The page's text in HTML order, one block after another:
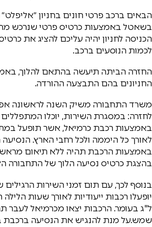
הבאים ברכב פרטי חונים בחניון
בשאטל באמצעות כרטיס פרטי שנרכש
הכניסה לחניון יהיה עליכם להציג את
לכמות הנוסעים ברכב.
החזרה הביתה תיעשה בהתאם להלוך,
החניונים בהם התבצעה ההורדה.
משרד התחבורה משיק השנה לראשונה
לחזרה: במסגרת השירות, יוכלו המתפללים
באמצעות רכבת כרמיאל, אשר תופעל
לאורך כל היממה ולכל רחבי הארץ. הנסיעה
באמצעות הרכבת תהיה ללא תיאום
בהצגת כרטיס נסיעה הלוך של התחבורה
בנוסף לכך, עם תום זמני השירות
יופעלו רכבות ייעודיות לאורך שעות
ל"ג בעומר. הרכבות יצאו מכרמיאל לעבר
שמש.על מנת להנגיש את הנסיעה ברכבת